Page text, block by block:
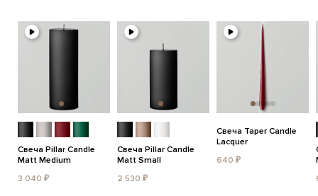
Свеча Pillar Candle
Matt Medium
3 040 ₽
Свеча Pillar Candle
Matt Small
2 530 ₽
Свеча Taper Candle
Lacquer
640 ₽